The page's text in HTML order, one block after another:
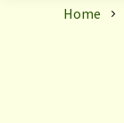
Home